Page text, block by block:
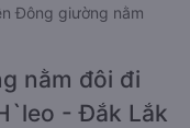
Đông giường nằm
nằm đôi đi
- Đắk Lắk